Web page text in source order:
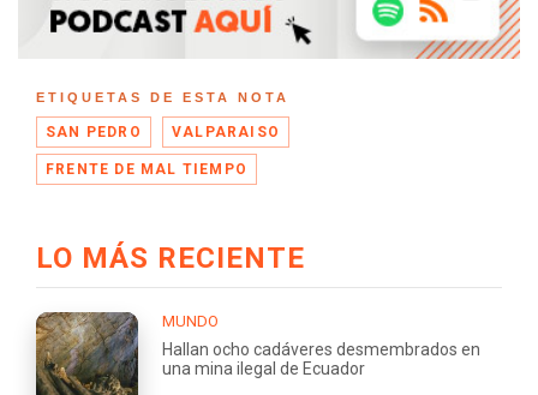
ETIQUETAS DE ESTA NOTA
SAN PEDRO VALPARAISO
FRENTE DE MAL TIEMPO
LO MÁS RECIENTE
MUNDO
Hallan ocho cadáveres desmembrados en
una mina ilegal de Ecuador